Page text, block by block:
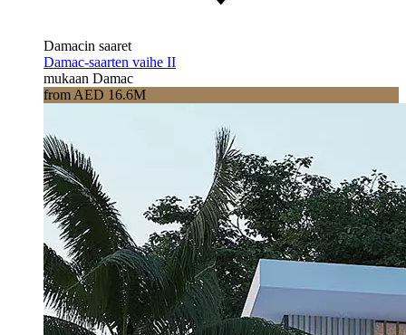
Damacin saaret
Damac-saarten vaihe II
mukaan Damac
from AED 16.6M